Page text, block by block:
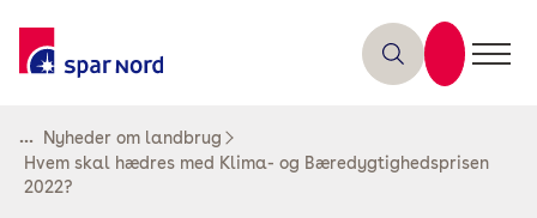
...
Nyheder om landbrug
Hvem skal hædres med Klima- og Bæredygtighedsprisen
2022?